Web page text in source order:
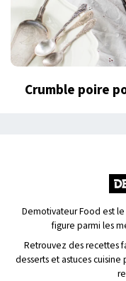
Crumble poire
Demotivateur Food est
figure parmi les
Retrouvez des recettes
desserts et astuces